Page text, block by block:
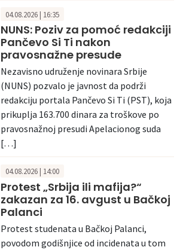
04.08.2026 | 16:35
NUNS: Poziv za pomoć redakciji
Pančevo Si Ti nakon
pravosnažne presude
Nezavisno udruženje novinara Srbije
(NUNS) pozvalo je javnost da podrži
redakciju portala Pančevo Si Ti (PST), koja
prikuplja 163.700 dinara za troškove po
pravosnažnoj presudi Apelacionog suda
[…]
04.08.2026 | 14:00
Protest „Srbija ili mafija?“
zakazan za 16. avgust u Bačkoj
Palanci
Protest studenata u Bačkoj Palanci,
povodom godišnjice od incidenata u tom